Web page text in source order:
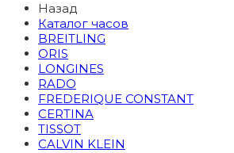
Назад
Каталог часов
BREITLING
ORIS
LONGINES
RADO
FREDERIQUE CONSTANT
CERTINA
TISSOT
CALVIN KLEIN